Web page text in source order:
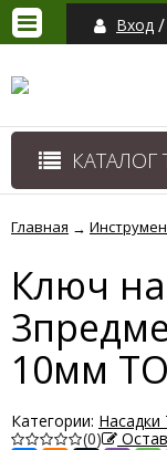
Вход /
КАТАЛОГ
Главная →
Ключ
10мм
Категории: Насадки
(0)